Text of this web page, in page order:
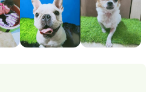
關懷，歡迎大家來體驗?